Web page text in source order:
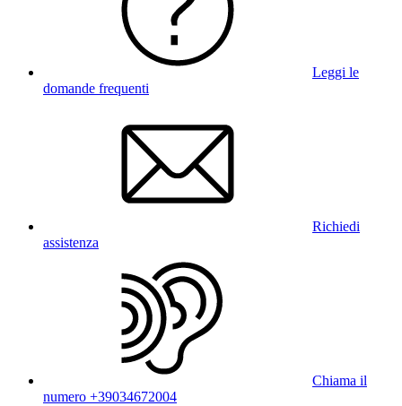
Leggi le
domande frequenti
Richiedi
assistenza
Chiama il
numero +39034672004